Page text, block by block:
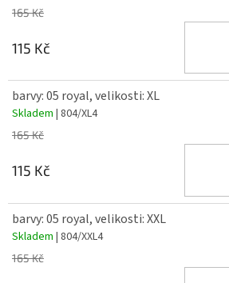
165 Kč
115 Kč
barvy: 05 royal, velikosti: XL
Skladem | 804/XL4
165 Kč
115 Kč
barvy: 05 royal, velikosti: XXL
Skladem | 804/XXL4
165 Kč